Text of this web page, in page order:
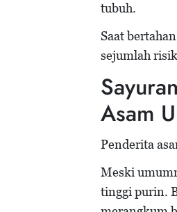
tubuh.
Saat
sejumlah
Asam
Penderita
Meski
tinggi purin.